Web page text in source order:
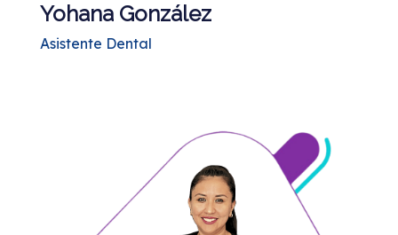
Yohana González
Asistente Dental